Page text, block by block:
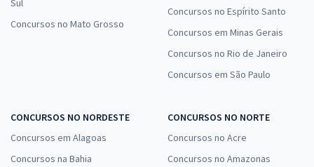
Sul
Concursos no Mato Grosso
Concursos no Espírito Santo
Concursos em Minas Gerais
Concursos no Rio de Janeiro
Concursos em São Paulo
CONCURSOS NO NORDESTE
Concursos em Alagoas
Concursos na Bahia
CONCURSOS NO NORTE
Concursos no Acre
Concursos no Amazonas